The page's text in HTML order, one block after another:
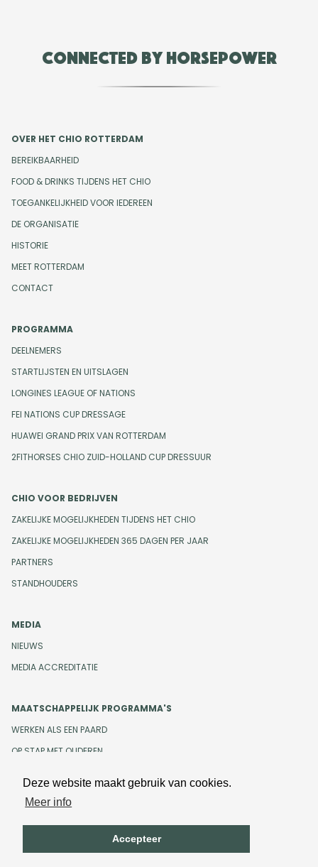
Deze website maakt gebruik van cookies.
Meer info
Accepteer
Connected by Horsepower
OVER HET CHIO ROTTERDAM
BEREIKBAARHEID
FOOD & DRINKS TIJDENS HET CHIO
TOEGANKELIJKHEID VOOR IEDEREEN
DE ORGANISATIE
HISTORIE
MEET ROTTERDAM
CONTACT
PROGRAMMA
DEELNEMERS
STARTLIJSTEN EN UITSLAGEN
LONGINES LEAGUE OF NATIONS
FEI NATIONS CUP DRESSAGE
HUAWEI GRAND PRIX VAN ROTTERDAM
2FITHORSES CHIO ZUID-HOLLAND CUP DRESSUUR
CHIO VOOR BEDRIJVEN
ZAKELIJKE MOGELIJKHEDEN TIJDENS HET CHIO
ZAKELIJKE MOGELIJKHEDEN 365 DAGEN PER JAAR
PARTNERS
STANDHOUDERS
MEDIA
NIEUWS
MEDIA ACCREDITATIE
MAATSCHAPPELIJK PROGRAMMA'S
WERKEN ALS EEN PAARD
OP STAP MET OUDEREN
Design en development door